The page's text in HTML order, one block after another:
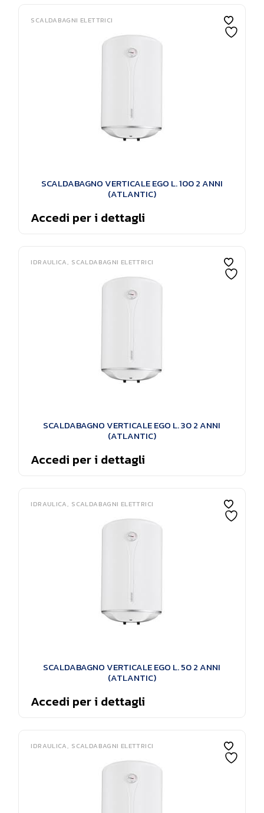
SCALDABAGNI ELETTRICI
SCALDABAGNO VERTICALE EGO L. 100 2 ANNI
(ATLANTIC)
Accedi per i dettagli
IDRAULICA SCALDABAGNI ELETTRICI
SCALDABAGNO VERTICALE EGO L. 30 2 ANNI
(ATLANTIC)
Accedi per i dettagli
IDRAULICA SCALDABAGNI ELETTRICI
SCALDABAGNO VERTICALE EGO L. 50 2 ANNI
(ATLANTIC)
Accedi per i dettagli
IDRAULICA SCALDABAGNI ELETTRICI